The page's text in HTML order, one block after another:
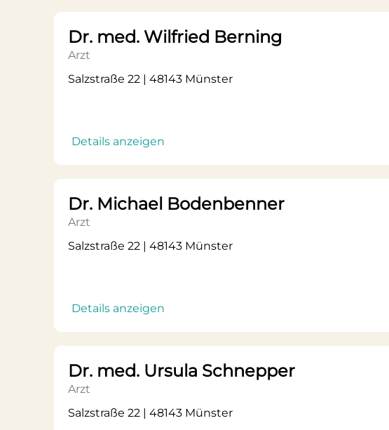
Dr. med. Wilfried Berning
Arzt
Salzstraße 22 | 48143 Münster
Details anzeigen
Dr. Michael Bodenbenner
Arzt
Salzstraße 22 | 48143 Münster
Details anzeigen
Dr. med. Ursula Schnepper
Arzt
Salzstraße 22 | 48143 Münster